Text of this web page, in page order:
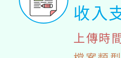
收入
上傳